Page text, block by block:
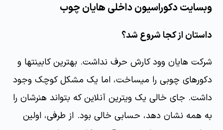
وبسایت دکوراسیون داخلی هایان چوب
داستان از کجا شروع شد؟
شرکت هایان وود کارش حرف نداشت. بهترین کابینتها و
دکورهای چوبی را میساخت، اما یک مشکل کوچک وجود
داشت. جای خالی یک ویترین آنلاین که بتواند هنرشان را
به همه نشان دهد، حسابی خالی بود. از طرفی، اولین